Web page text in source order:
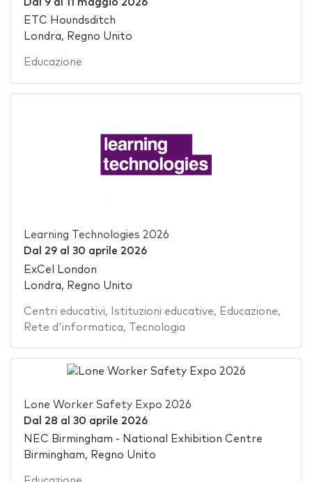
Dal 9al 11 maggio 2026
ETC Houndsditch
Londra, Regno Unito
Educazione
Learning Technologies 2026
Dal 29al 30 aprile 2026
ExCel London
Londra, Regno Unito
Centri educativi, Istituzioni educative, Educazione,
Rete d'informatica, Tecnologia
Lone Worker Safety Expo 2026
Dal 28 al 30 aprile 2026
NEC Birmingham - National Exhibition Centre
Birmingham, Regno Unito